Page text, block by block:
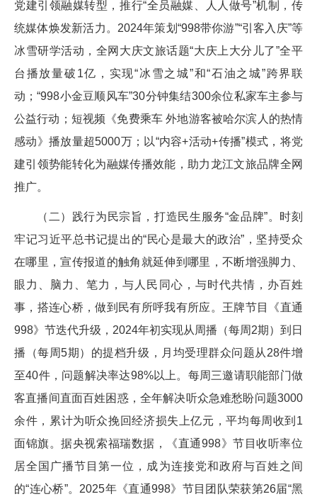
党建引领融媒转型，推行“全员融媒、人人做号”机制，传
统媒体焕发新活力。2024年策划“998带你游”“引客入庆”等
冰雪研学活动，全网大庆文旅话题“大庆上大分儿了”全平
台播放量破1亿，实现“冰雪之城”和“石油之城”跨界联
动；“998小金豆顺风车”30分钟集结300余位私家车主参与
公益行动；短视频《免费乘车 外地游客被哈尔滨人的热情
感动》播放量超5000万；以“内容+活动+传播”模式，将党
建引领势能转化为融媒传播效能，助力龙江文旅品牌全网
推广。
（二）践行为民宗旨，打造民生服务“金品牌”。时刻
牢记习近平总书记提出的“民心是最大的政治”，坚持受众
在哪里，宣传报道的触角就延伸到哪里，不断增强脚力、
眼力、脑力、笔力，与人民同心，与时代共情，办百姓
事，搭连心桥，做到民有所呼我有所应。王牌节目《直通
998》节迭代升级，2024年初实现从周播（每周2期）到日
播（每周5期）的提档升级，月均受理群众问题从28件增
至40件，问题解决率达98%以上。每周三邀请职能部门做
客直播间直面百姓困惑，全年解决听众急难愁盼问题3000
余件，累计为听众挽回经济损失上亿元，平均每周收到1
面锦旗。据央视索福瑞数据，《直通998》节目收听率位
居全国广播节目第一位，成为连接党和政府与百姓之间
的“连心桥”。2025年《直通998》节目团队荣获第26届“黑